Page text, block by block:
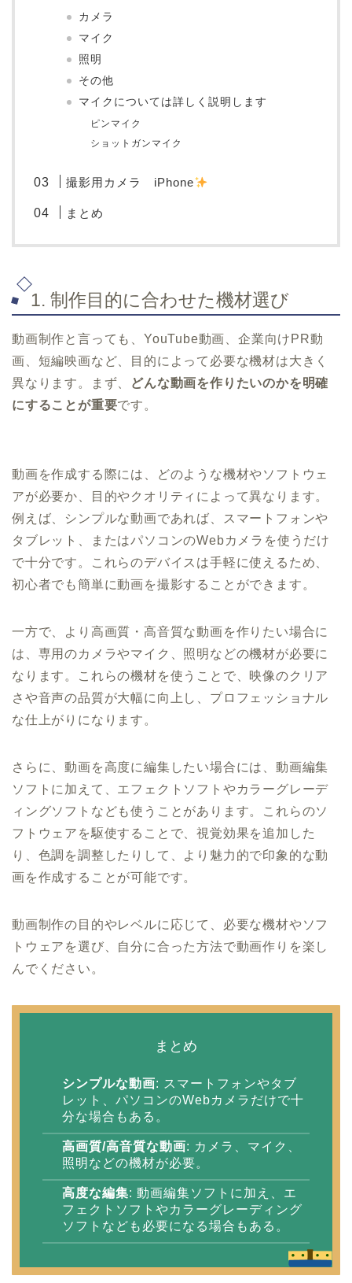
カメラ
マイク
照明
その他
マイクについては詳しく説明します
ピンマイク
ショットガンマイク
撮影用カメラ iPhone
まとめ
1. 制作目的に合わせた機材選び
動画制作と言っても、YouTube動画、企業向けPR動
画、短編映画など、目的によって必要な機材は大きく
異なります。まず、
どんな動画を作りたいのかを明確
にすることが重要です。
動画を作成する際には、どのような機材やソフトウェ
アが必要か、目的やクオリティによって異なります。
例えば、シンプルな動画であれば、スマートフォンや
タブレット、またはパソコンのWebカメラを使うだけ
で十分です。これらのデバイスは手軽に使えるため、
初心者でも簡単に動画を撮影することができます。
一方で、より高画質・高音質な動画を作りたい場合に
は、専用のカメラやマイク、照明などの機材が必要に
なります。これらの機材を使うことで、映像のクリア
さや音声の品質が大幅に向上し、プロフェッショナル
な仕上がりになります。
さらに、動画を高度に編集したい場合には、動画編集
ソフトに加えて、エフェクトソフトやカラーグレーデ
ィングソフトなども使うことがあります。これらのソ
フトウェアを駆使することで、視覚効果を追加した
り、色調を調整したりして、より魅力的で印象的な動
画を作成することが可能です。
動画制作の目的やレベルに応じて、必要な機材やソフ
トウェアを選び、自分に合った方法で動画作りを楽し
んでください。
まとめ
シンプルな動画: スマートフォンやタブ
レット、パソコンのWebカメラだけで十
分な場合もある。
高画質/高音質な動画: カメラ、マイク、
照明などの機材が必要。
高度な編集: 動画編集ソフトに加え、エ
フェクトソフトやカラーグレーディング
ソフトなども必要になる場合もある。